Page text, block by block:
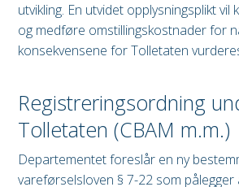
utvikling. En utvidet opplysningsplikt vil
og medføre omstillingskostnader for
konsekvensene for Tolletaten
Registreringsordning
Tolletaten (CBAM m.m.)
Departementet foreslår en ny
vareførselsloven § 7-22 som